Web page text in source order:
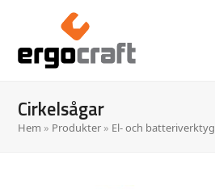
Cirkelsågar
Hem » Produkter » El- och batteriverktyg